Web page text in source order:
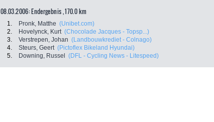
08.03.2006: Endergebnis , 170.0 km
1. Pronk, Matthe (Unibet.com)
2.
Hovelynck, Kurt (Chocolade Jacques - Topsp...)
3.
Verstrepen, Johan (Landbouwkrediet - Colnago)
4.
Steurs, Geert (Pictoflex Bikeland Hyundai)
5.
Downing, Russel (DFL - Cycling News - Litespeed)